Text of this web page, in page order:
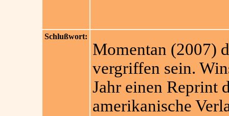
Schlußwort:
Momentan (2007)
vergriffen sein.
Jahr einen Reprint
amerikanische